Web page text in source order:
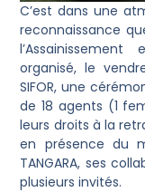
C’est dans une
reconnaissance
organisé, le
SIFOR, une
de 18 agents (1
leurs droits à la
en présence du
TANGARA, ses
plusieurs invités.